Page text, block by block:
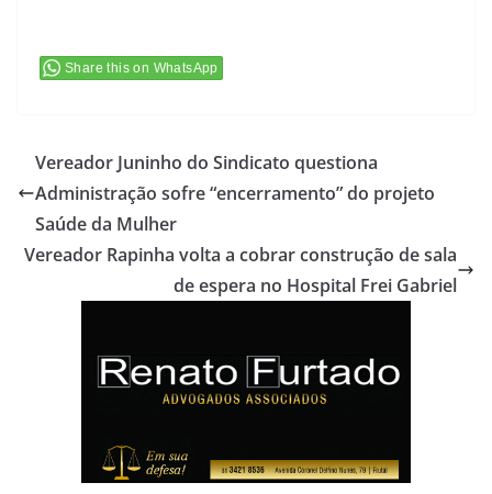
Share this on WhatsApp
Vereador Juninho do Sindicato questiona
Administração sofre “encerramento” do projeto
Saúde da Mulher
Vereador Rapinha volta a cobrar construção de sala
de espera no Hospital Frei Gabriel